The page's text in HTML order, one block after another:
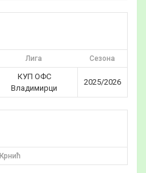
Лига Сезона
КУП ОФС
Владимирци
2025/2026
Крнић